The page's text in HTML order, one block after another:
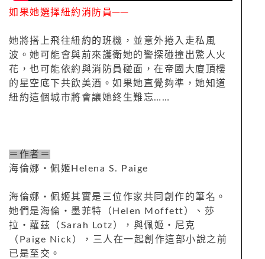
如果她選擇紐約消防員──
她將搭上飛往紐約的班機，並意外捲入走私風
波。她可能會與前來護衛她的警探碰撞出驚人火
花，也可能依約與消防員碰面，在帝國大廈頂樓
的星空底下共飲美酒。如果她直覺夠準，她知道
紐約這個城市將會讓她終生難忘……
＝作者＝
海倫娜‧佩姬Helena S. Paige
海倫娜‧佩姬其實是三位作家共同創作的筆名。
她們是海倫‧墨菲特（Helen Moffett）、莎
拉‧蘿茲（Sarah Lotz），與佩姬‧尼克
（Paige Nick），三人在一起創作這部小說之前
已是至交。